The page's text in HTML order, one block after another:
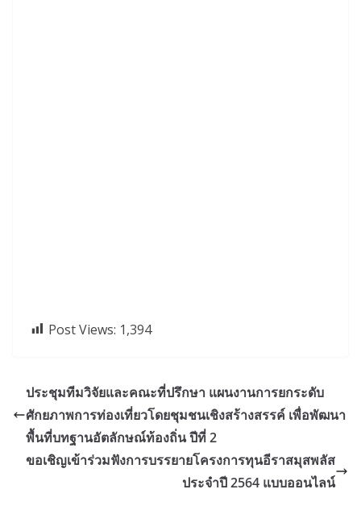
Post Views: 1,394
ประชุมทีมวิจัยและคณะที่ปรึกษา แผนงานการยกระดับ
ศักยภาพการท่องเที่ยวโดยชุมชนเชิงสร้างสรรค์ เพื่อพัฒนา
พื้นที่บทฐานอัตลักษณ์ท้องถิ่น ปีที่ 2
ขอเชิญเข้าร่วมฟังการบรรยายโครงการทุนอีราสมุสพลัส
ประจำปี 2564 แบบออนไลน์